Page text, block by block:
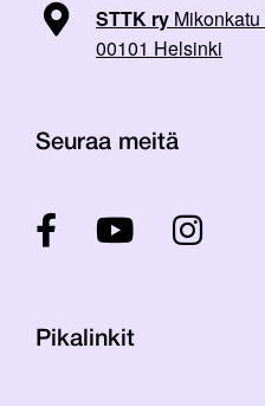
STTK ry
00101 Helsinki
Seuraa meitä
Pikalinkit